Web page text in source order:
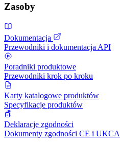
Zasoby
Dokumentacja
Przewodniki i dokumentacja API
Poradniki produktowe
Przewodniki krok po kroku
Karty katalogowe produktów
Specyfikacje produktów
Deklaracje zgodności
Dokumenty zgodności CE i UKCA